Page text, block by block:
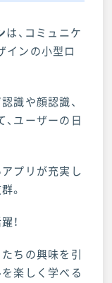
は、コミュニケ
インの小型ロ
認識や顔認識、
ユーザーの日
プリが充実し
。
！
ちの興味を引
楽しく学べる